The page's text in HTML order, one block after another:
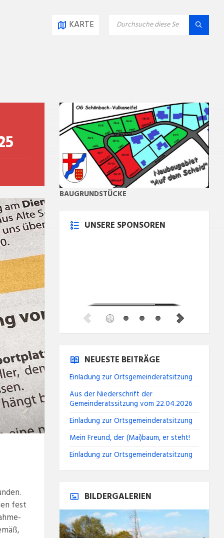
KARTE SEARCH:
fest
BAUGRUNDSTÜCKE
UNSERE SPONSOREN
NEUESTE BEITRÄGE
Einladung zur Ortsgemeinderatsitzung
Aus der Niederschrift der
Gemeinderatssitzung vom 22.04.2026
Einladung zur Ortsgemeinderatsitzung
Mein Freund, der (Mai)baum, er steht!
Einladung zur Ortsgemeinderatsitzung
BILDERGALERIEN